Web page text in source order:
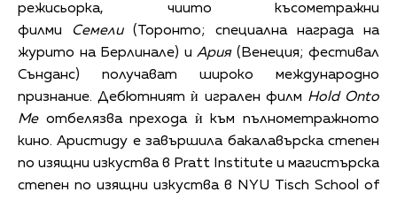
режисьорка, чиито късометражни
филми
Семели(Торонто; специална награда на
журито на Берлинале) и Ария(Венеция; фестивал
Сънданс) получават широко международно
признание. Дебютният ѝ игрален филм Hold Onto
Meотбелязва прехода ѝ към пълнометражното
кино. Аристиду е завършила бакалавърска степен
по изящни изкуства в Pratt Institute и магистърска
степен по изящни изкуства в NYU Tisch School of